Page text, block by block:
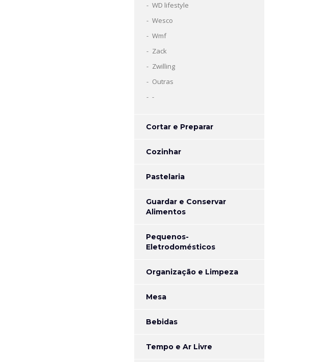
WD lifestyle
Wesco
Wmf
Zack
Zwilling
Outras
-
Cortar e Preparar
Cozinhar
Pastelaria
Guardar e Conservar
Alimentos
Pequenos-
Eletrodomésticos
Organização e Limpeza
Mesa
Bebidas
Tempo e Ar Livre